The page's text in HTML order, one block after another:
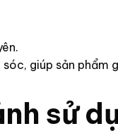
giúp sản phẩm
sử